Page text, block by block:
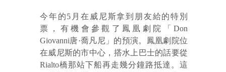
今年的5月在威尼斯拿到朋友給的特別
票，有機會參觀了鳳凰劇院「Don
Giovanni唐·喬凡尼」的預演。鳳凰劇院位
在威尼斯的市中心，搭水上巴士的話要從
Rialto橋那站下船再走幾分鐘路抵達。這